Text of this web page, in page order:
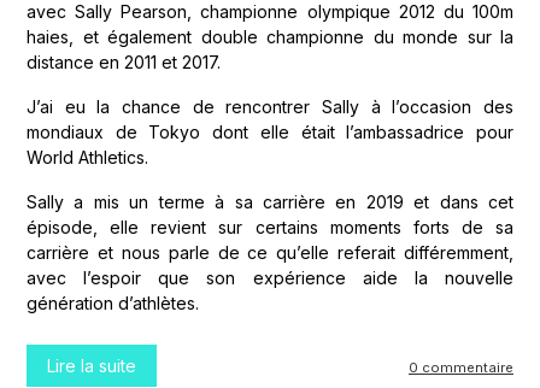
avec Sally Pearson, championne olympique 2012 du 100m
haies, et également double championne du monde sur la
distance en 2011 et 2017.
J’ai eu la chance de rencontrer Sally à l’occasion des
mondiaux de Tokyo dont elle était l’ambassadrice pour
World Athletics.
Sally a mis un terme à sa carrière en 2019 et dans cet
épisode, elle revient sur certains moments forts de sa
carrière et nous parle de ce qu’elle referait différemment,
avec l’espoir que son expérience aide la nouvelle
génération d’athlètes.
Lire la suite 0 commentaire